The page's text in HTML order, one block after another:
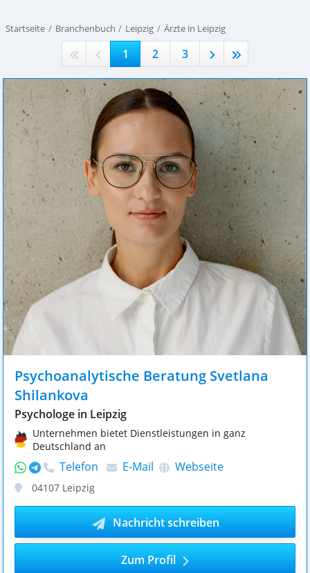
Startseite Branchenbuch Leipzig Ärzte in Leipzig
1 2 3
Psychoanalytische Beratung Svetlana
Shilankova
Psychologe in Leipzig
Unternehmen bietet Dienstleistungen in ganz
Deutschland an
Telefon E-Mail Webseite
04107 Leipzig
Nachricht schreiben
Zum Profil